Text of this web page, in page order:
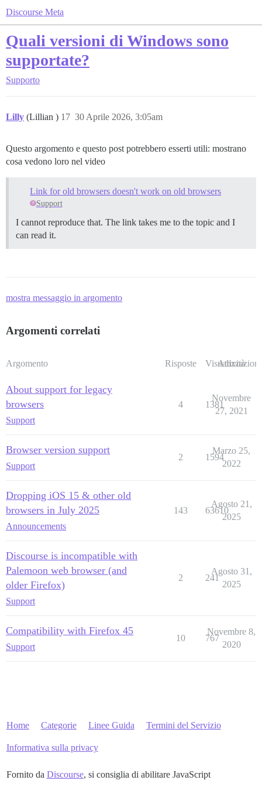
Discourse Meta
Quali versioni di Windows sono
supportate?
Supporto
Lilly (Lillian ) 30 Aprile 2026, 3:05am
17
Questo argomento e questo post potrebbero esserti utili: mostrano
cosa vedono loro nel video
Link for old browsers doesn't work on old browsers
Support
I cannot reproduce that. The link takes me to the topic and I
can read it.
mostra messaggio in argomento
Argomenti correlati
Argomento Risposte Visualizzazioni
Attività
About support for legacy
browsers
Support
4 1381
Novembre
27, 2021
Browser version support
Support
2 1594
Marzo 25,
2022
Dropping iOS 15 & other old
browsers in July 2025
Announcements
143 63610
Agosto 21,
2025
Discourse is incompatible with
Palemoon web browser (and
older Firefox)
Support
2 241
Agosto 31,
2025
Compatibility with Firefox 45
Support
10 767
Novembre 8,
2020
Home Categorie Linee Guida Termini del Servizio
Informativa sulla privacy
Fornito da Discourse, si consiglia di abilitare JavaScript